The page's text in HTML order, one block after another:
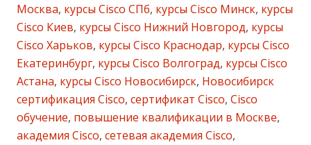
Москва, курсы Cisco СПб, курсы Cisco Минск, курсы
Cisco Киев, курсы Cisco Нижний Новгород, курсы
Cisco Харьков, курсы Cisco Краснодар, курсы Cisco
Екатеринбург, курсы Cisco Волгоград, курсы Cisco
Астана, курсы Cisco Новосибирск, Новосибирск
сертификация Cisco, сертификат Cisco, Cisco
обучение, повышение квалификации в Москве,
академия Cisco, сетевая академия Cisco,